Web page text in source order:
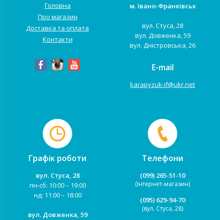
Головна
Про магазин
Доставка та оплата
Контакти
м. Івано-Франківськ
вул. Стуса, 28
вул. Довженка, 59
вул. Дністровська, 26
E-mail
karapyzuk-if@ukr.net
Графік роботи
вул. Стуса, 28
пн-сб: 10:00 – 19:00
нд: 11:00 – 18:00
вул. Довженка, 59
Телефони
(099) 265-51-10
(Інтернет-магазин)
(095) 629-94-70
(вул. Стуса, 28)